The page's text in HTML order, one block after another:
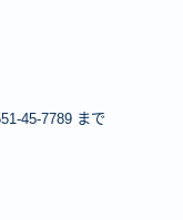
45-7789 まで